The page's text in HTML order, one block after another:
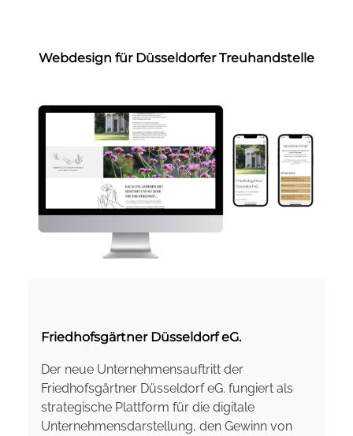
Webdesign für Düsseldorfer Treuhandstelle
Friedhofsgärtner Düsseldorf eG.
Der neue Unternehmensauftritt der
Friedhofsgärtner Düsseldorf eG. fungiert als
strategische Plattform für die digitale
Unternehmensdarstellung, den Gewinn von